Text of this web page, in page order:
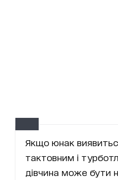
Якщо юнак
тактовним і
дівчина може бути